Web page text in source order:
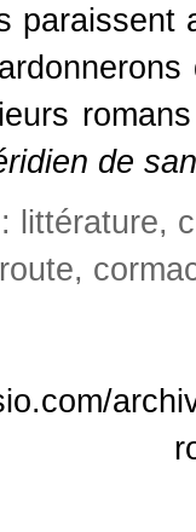
paraissent
de
littérature,
,